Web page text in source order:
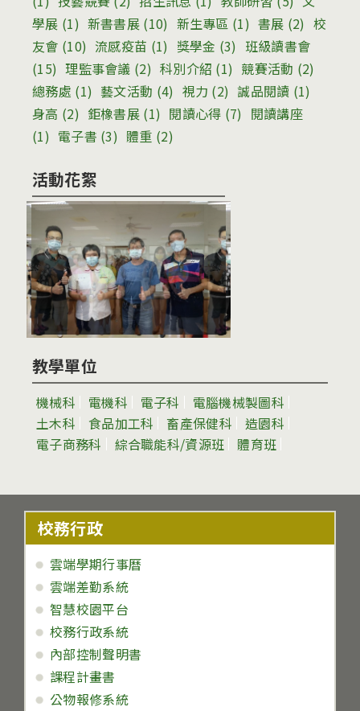
學展 (1) 新書書展 (10) 新生專區 (1) 書展 (2) 校
友會 (10) 流感疫苗 (1) 獎學金 (3) 班級讀書會
(15) 理監事會議 (2) 科別介紹 (1) 競賽活動 (2)
總務處 (1) 藝文活動 (4) 視力 (2) 誠品閱讀 (1)
身高 (2) 鉅橡書展 (1) 閱讀心得 (7) 閱讀講座
(1) 電子書 (3) 體重 (2)
活動花絮
教學單位
機械科 電機科 電子科
電腦機械製圖科
土木科
食品加工科 畜產保健科
造園科
電子商務科
綜合職能科/資源班 體育班
校務行政
雲端學期行事曆
雲端差勤系統
智慧校園平台
校務行政系統
內部控制聲明書
課程計畫書
公物報修系統